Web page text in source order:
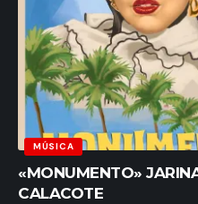
MÚSICA
«MONUMENTO»
CALACOTE